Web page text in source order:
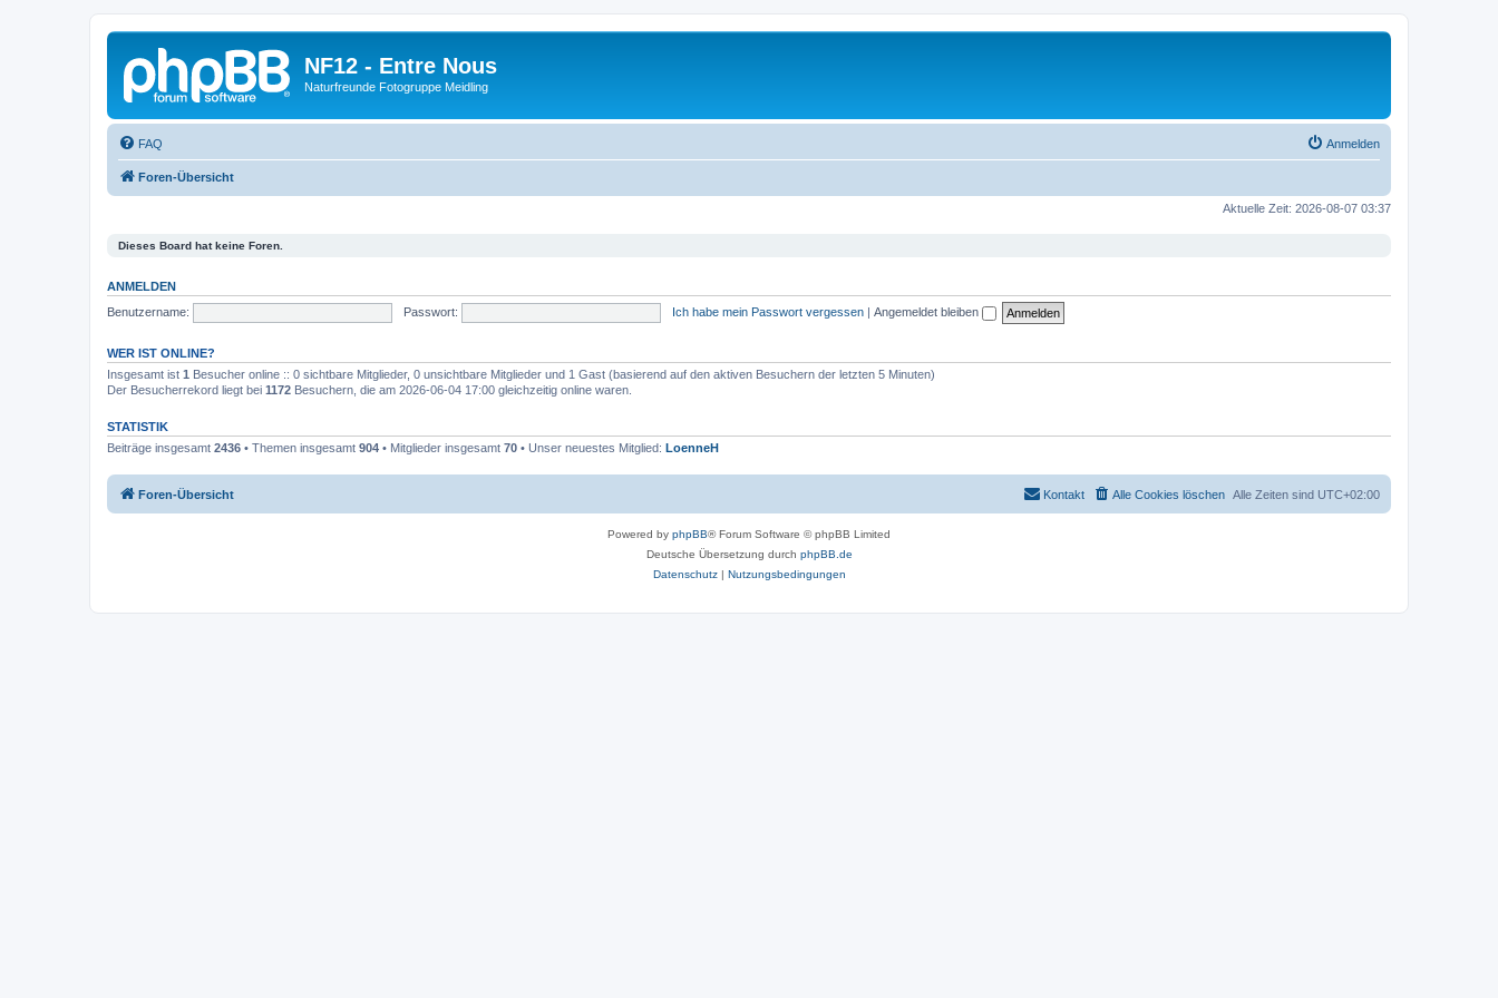
NF12 - Entre Nous
Naturfreunde Fotogruppe Meidling
FAQ Anmelden
Foren-Übersicht
Aktuelle Zeit: 2026-08-07 03:37
Dieses Board hat keine Foren.
ANMELDEN
Benutzername:
Passwort: Ich habe mein Passwort vergessen | Angemeldet bleiben
WER IST ONLINE?
Insgesamt ist 1 Besucher online :: 0 sichtbare Mitglieder, 0 unsichtbare Mitglieder und 1 Gast (basierend auf den aktiven Besuchern der letzten 5 Minuten)
Der Besucherrekord liegt bei 1172 Besuchern, die am 2026-06-04 17:00 gleichzeitig online waren.
STATISTIK
Beiträge insgesamt 2436 • Themen insgesamt 904 • Mitglieder insgesamt 70 • Unser neuestes Mitglied: LoenneH
Foren-Übersicht Alle Zeiten sind UTC+02:00
Alle Cookies löschen
Kontakt
Powered by phpBB® Forum Software © phpBB Limited
Deutsche Übersetzung durch phpBB.de
Datenschutz| Nutzungsbedingungen